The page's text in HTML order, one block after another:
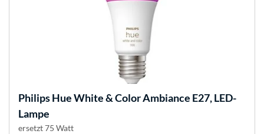
Philips HueWhite & Color Ambiance E27, LED-
Lampe
ersetzt 75 Watt